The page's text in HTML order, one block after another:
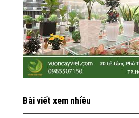
Bài viết xem nhiều